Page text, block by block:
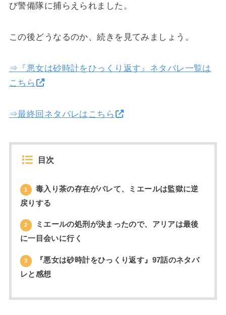
び警備隊に捕らえられました。
この後どうなるのか、続きを見てみましょう。
⇒『悪女は砂時計をひっくり返す』ネタバレ一覧は
こちら
⇒最終回ネタバレはこちら
目次
1
毒入り茶の存在がバレて、ミエールは監獄に逆
戻りする
2
ミエールの処刑が決まったので、アリアは最後
に一目会いに行く
3
『悪女は砂時計をひっくり返す』97話のネタバ
レと感想